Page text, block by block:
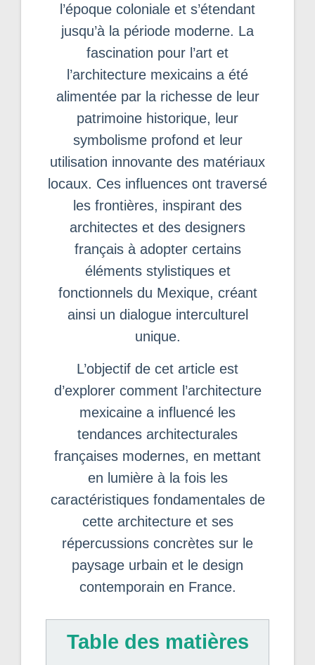
l’époque coloniale et s’étendant
jusqu’à la période moderne. La
fascination pour l’art et
l’architecture mexicains a été
alimentée par la richesse de leur
patrimoine historique, leur
symbolisme profond et leur
utilisation innovante des matériaux
locaux. Ces influences ont traversé
les frontières, inspirant des
architectes et des designers
français à adopter certains
éléments stylistiques et
fonctionnels du Mexique, créant
ainsi un dialogue interculturel
unique.
L’objectif de cet article est
d’explorer comment l’architecture
mexicaine a influencé les
tendances architecturales
françaises modernes, en mettant
en lumière à la fois les
caractéristiques fondamentales de
cette architecture et ses
répercussions concrètes sur le
paysage urbain et le design
contemporain en France.
Table des matières